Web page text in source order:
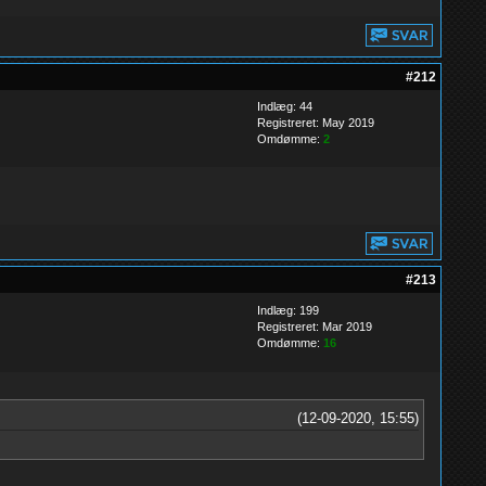
#212
Indlæg: 44
Registreret: May 2019
Omdømme: 2
#213
Indlæg: 199
Registreret: Mar 2019
Omdømme: 16
(12-09-2020, 15:55)